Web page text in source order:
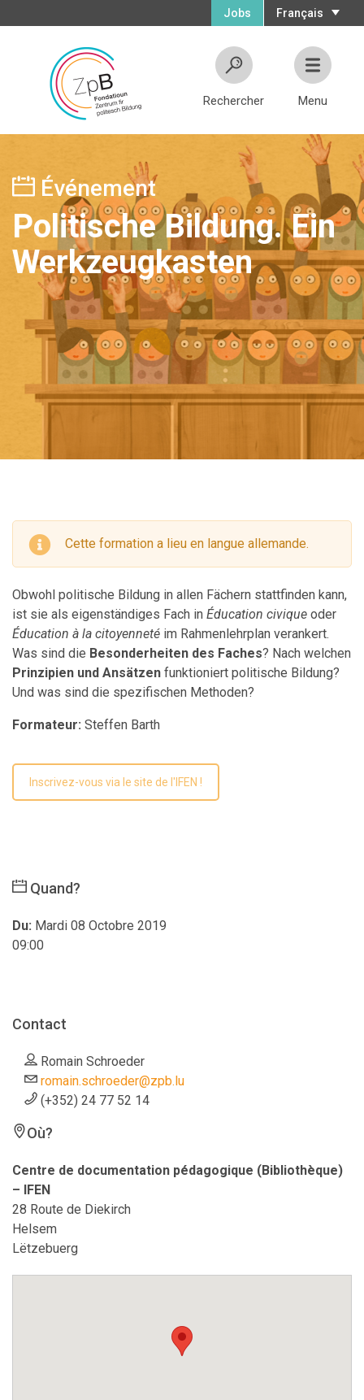
Français
Jobs
Rechercher Menu
Événement
Politische Bildung. Ein
Werkzeugkasten
Cette formation a lieu en langue allemande.
Obwohl politische Bildung in allen Fächern stattfinden kann,
ist sie als eigenständiges Fach in Éducation civique oder
Éducation à la citoyenneté im Rahmenlehrplan verankert.
Was sind die Besonderheiten des Faches? Nach welchen
Prinzipien und Ansätzen funktioniert politische Bildung?
Und was sind die spezifischen Methoden?
Formateur: Steffen Barth
Inscrivez-vous via le site de l'IFEN !
Quand?
Du: Mardi 08 Octobre 2019
09:00
Contact
Romain Schroeder
romain.schroeder@zpb.lu
(+352) 24 77 52 14
Où?
Centre de documentation pédagogique (Bibliothèque)
– IFEN
28 Route de Diekirch
Helsem
Lëtzebuerg